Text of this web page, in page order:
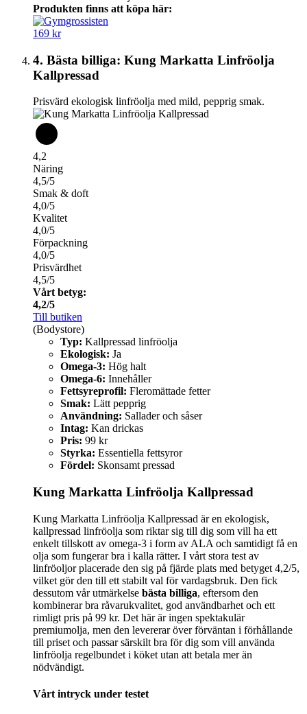
Produkten finns att köpa här:
169 kr
4. Bästa billiga: Kung Markatta Linfröolja
Kallpressad
Prisvärd ekologisk linfröolja med mild, pepprig smak.
4,2
Näring
4,5/5
Smak & doft
4,0/5
Kvalitet
4,0/5
Förpackning
4,0/5
Prisvärdhet
4,5/5
Vårt betyg:
4,2/5
Till butiken
(Bodystore)
Typ: Kallpressad linfröolja
Ekologisk: Ja
Omega-3: Hög halt
Omega-6: Innehåller
Fettsyreprofil: Fleromättade fetter
Smak: Lätt pepprig
Användning: Sallader och såser
Intag: Kan drickas
Pris: 99 kr
Styrka: Essentiella fettsyror
Fördel: Skonsamt pressad
Kung Markatta Linfröolja Kallpressad
Kung Markatta Linfröolja Kallpressad är en ekologisk,
kallpressad linfröolja som riktar sig till dig som vill ha ett
enkelt tillskott av omega-3 i form av ALA och samtidigt få en
olja som fungerar bra i kalla rätter. I vårt stora test av
linfröoljor placerade den sig på fjärde plats med betyget 4,2/5,
vilket gör den till ett stabilt val för vardagsbruk. Den fick
dessutom vår utmärkelse bästa billiga, eftersom den
kombinerar bra råvarukvalitet, god användbarhet och ett
rimligt pris på 99 kr. Det här är ingen spektakulär
premiumolja, men den levererar över förväntan i förhållande
till priset och passar särskilt bra för dig som vill använda
linfröolja regelbundet i köket utan att betala mer än
nödvändigt.
Vårt intryck under testet